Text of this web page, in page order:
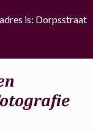
is: Dorpsstraat